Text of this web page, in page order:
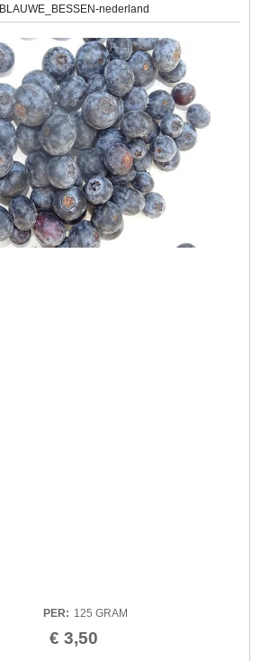
BLAUWE_BESSEN-nederland
PER: 125 GRAM
€ 3,50